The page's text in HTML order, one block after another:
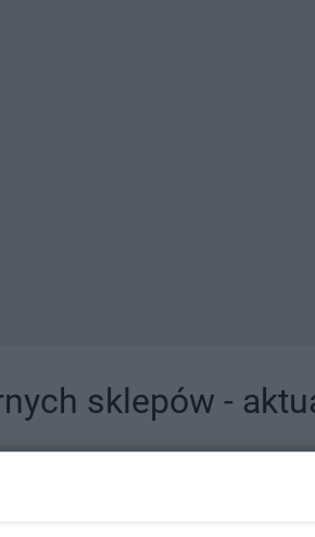
sklepów -
tutaj sklepy należące do lokalnych sieci